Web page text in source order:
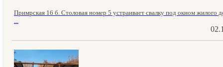
Примрская 16 б. Столовая номер 5 устраивает свалку под окном жилого